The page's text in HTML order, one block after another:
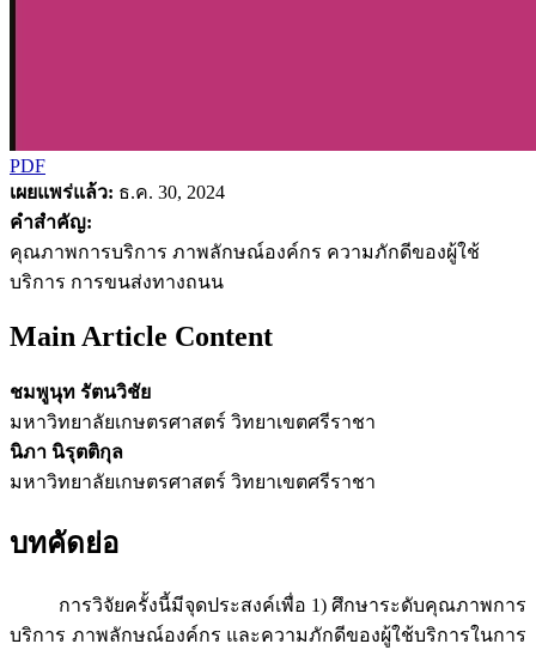
PDF
เผยแพร่แล้ว: ธ.ค. 30, 2024
คำสำคัญ:
คุณภาพการบริการ ภาพลักษณ์องค์กร ความภักดีของผู้ใช้
บริการ การขนส่งทางถนน
Main Article Content
ชมพูนุท รัตนวิชัย
มหาวิทยาลัยเกษตรศาสตร์ วิทยาเขตศรีราชา
นิภา นิรุตติกุล
มหาวิทยาลัยเกษตรศาสตร์ วิทยาเขตศรีราชา
บทคัดย่อ
การวิจัยครั้งนี้มีจุดประสงค์เพื่อ 1) ศึกษาระดับคุณภาพการ
บริการ ภาพลักษณ์องค์กร และความภักดีของผู้ใช้บริการในการ